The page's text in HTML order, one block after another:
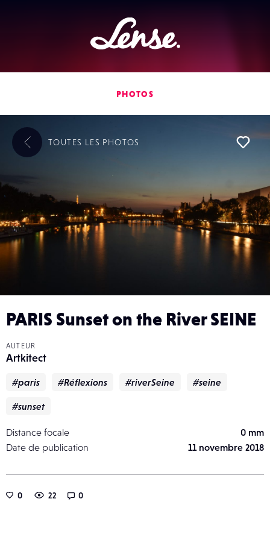
Lense
PHOTOS
PARIS Sunset on the River SEINE
AUTEUR
Artkitect
#paris #Réflexions #riverSeine #seine
#sunset
Distance focale
0 mm
Date de publication
11 novembre 2018
0 22 0
TOUTES LES PHOTOS